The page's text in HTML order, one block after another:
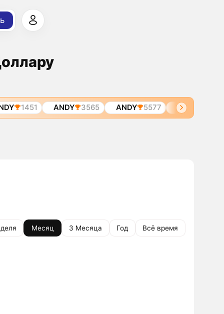
1451 ANDY 3565 ANDY 5577 ANDY
Месяц 3 Месяца Год Всё время